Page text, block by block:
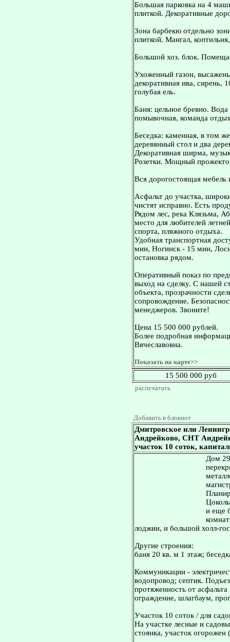
Большая парковка на 4
плиткой. Декоративные
Зона барбекю отдельно
плиткой. Мангал,
Большой хоз. блок.
Ухоженный газон,
декоративная ива, сирень,
голубая ель.
Баня: цельное бревно.
помывочная, команда
Беседка: каменная, в том
деревянный стол и два
Декоративная ширма,
Розетки. Мощный
Вся дорогостоящая мебель
Асфальт до участка,
чистят исправно. Есть
Рядом лес, река Клязьма,
место для любителей
спорта, пляжного отдыха.
Удобная транспортная
мин, Ногинск - 15 мин,
остановка рядом.
Оперативный показ по
выход на сделку. С нашей
объекта, прозрачности
сопровождение.
менеджеров. Звоните!
Цена 15 500 000 рублей.
Более подробная
Вячеславовна.
Показать на карте>>
15 500 000 руб
распечатать
Добавить в блокнот
Дмитровское или
Андрейково, СНТ
участок 10 соток,
Дом
и еще
лоджии, и большой холл-
Другие строения:
баня 20 кв. м 1 этаж;
Коммуникации -
водопровод; септик.
протяженность от
ограждение, шлагбаум,
Участок 10 соток / для
На участке лесные и
стоянка, участок огорожен